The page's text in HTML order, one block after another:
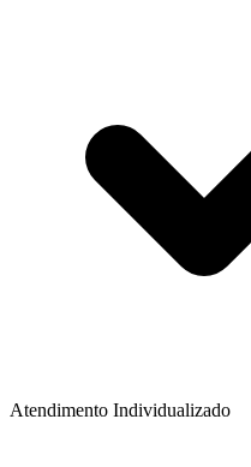
Atendimento Individualizado